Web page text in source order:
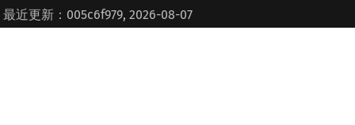
最近更新：005c6f979, 2026-08-07